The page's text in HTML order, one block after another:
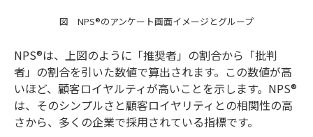
図 NPS®のアンケート画面イメージとグループ
NPS®は、上図のように「推奨者」の割合から「批判
者」の割合を引いた数値で算出されます。この数値が高
いほど、顧客ロイヤルティが高いことを示します。NPS®
は、そのシンプルさと顧客ロイヤリティとの相関性の高
さから、多くの企業で採用されている指標です。